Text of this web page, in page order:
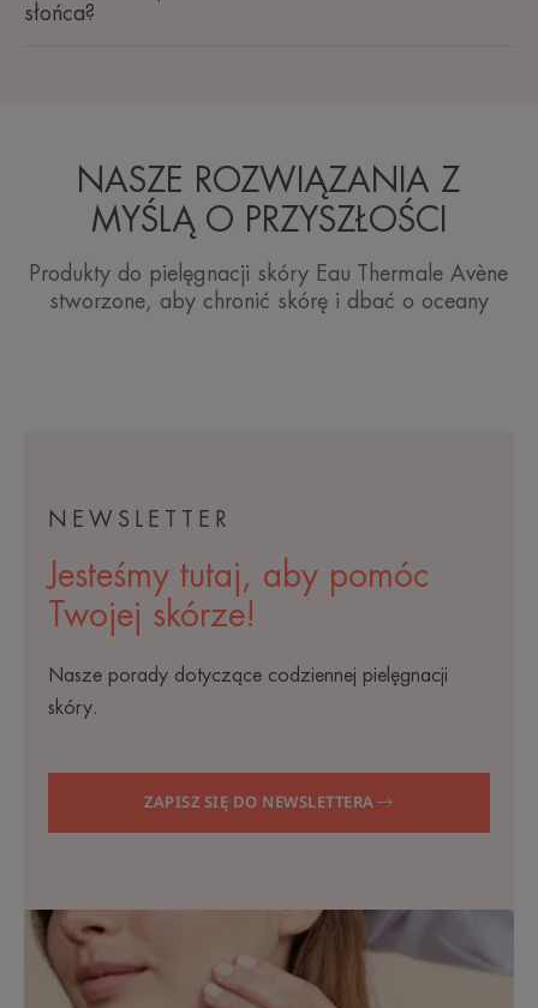
słońca?
NASZE ROZWIĄZANIA Z
MYŚLĄ O PRZYSZŁOŚCI
Produkty do pielęgnacji skóry Eau Thermale Avène
stworzone, aby chronić skórę i dbać o oceany
NEWSLETTER
Jesteśmy tutaj, aby pomóc
Twojej skórze!
Nasze porady dotyczące codziennej pielęgnacji
skóry.
ZAPISZ SIĘ DO NEWSLETTERA